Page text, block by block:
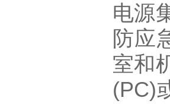
电源
防应
室和
(PC)